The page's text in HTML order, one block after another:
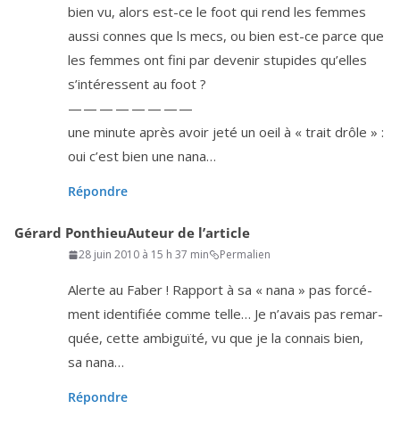
bien vu, alors est-ce le foot qui rend les femmes
aus­si connes que ls mecs, ou bien est-ce parce que
les femmes ont fini par deve­nir stu­pides qu’elles
s’in­té­ressent au foot ?
— — — — — — — —
une minute après avoir jeté un oeil à « trait drôle » :
oui c’est bien une nana…
Répondre
Gérard PonthieuAuteur de l’article
28 juin 2010 à 15 h 37 min Permalien
Alerte au Faber ! Rapport à sa « nana » pas for­cé­
ment iden­ti­fiée comme telle… Je n’a­vais pas remar­
quée, cette ambi­guï­té, vu que je la connais bien,
sa nana…
Répondre